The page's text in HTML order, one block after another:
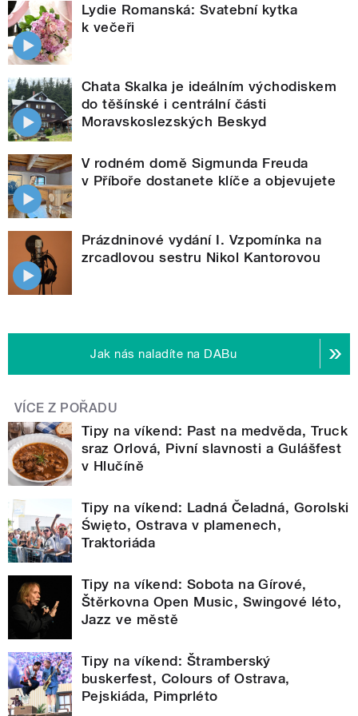
Lydie Romanská: Svatební kytka
k večeři
Chata Skalka je ideálním východiskem
do těšínské i centrální části
Moravskoslezských Beskyd
V rodném domě Sigmunda Freuda
v Příboře dostanete klíče a objevujete
Prázdninové vydání I. Vzpomínka na
zrcadlovou sestru Nikol Kantorovou
Jak nás naladíte na DABu
VÍCE Z POŘADU
Tipy na víkend: Past na medvěda, Truck
sraz Orlová, Pivní slavnosti a Gulášfest
v Hlučíně
Tipy na víkend: Ladná Čeladná, Gorolski
Święto, Ostrava v plamenech,
Traktoriáda
Tipy na víkend: Sobota na Gírové,
Štěrkovna Open Music, Swingové léto,
Jazz ve městě
Tipy na víkend: Štramberský
buskerfest, Colours of Ostrava,
Pejskiáda, Pimprléto